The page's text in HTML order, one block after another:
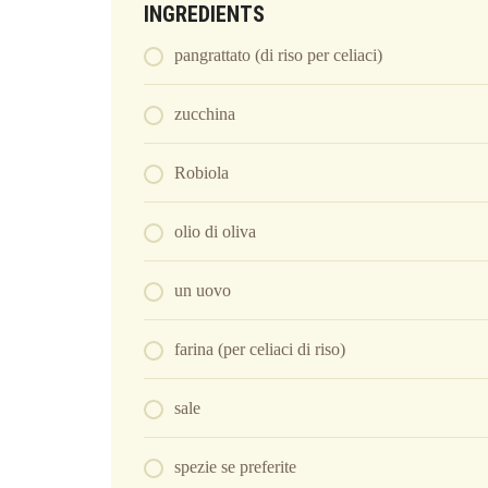
INGREDIENTS
pangrattato (di riso per celiaci)
zucchina
Robiola
olio di oliva
un uovo
farina (per celiaci di riso)
sale
spezie se preferite